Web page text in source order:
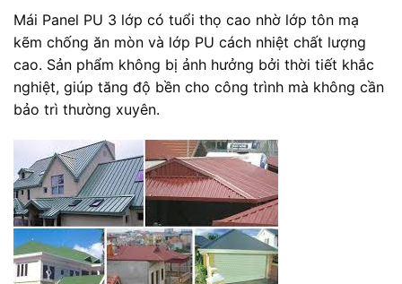
Mái Panel PU 3 lớp có tuổi thọ cao nhờ lớp tôn mạ
kẽm chống ăn mòn và lớp PU cách nhiệt chất lượng
cao. Sản phẩm không bị ảnh hưởng bởi thời tiết khắc
nghiệt, giúp tăng độ bền cho công trình mà không cần
bảo trì thường xuyên.